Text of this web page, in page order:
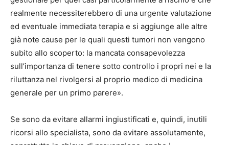
realmente necessiterebbero di una urgente valutazione
ed eventuale immediata terapia e si aggiunge alle altre
già note cause per le quali questi tumori non vengono
subito allo scoperto: la mancata consapevolezza
sull’importanza di tenere sotto controllo i propri nei e la
riluttanza nel rivolgersi al proprio medico di medicina
generale per un primo parere».
Se sono da evitare allarmi ingiustificati e, quindi, inutili
ricorsi allo specialista, sono da evitare assolutamente,